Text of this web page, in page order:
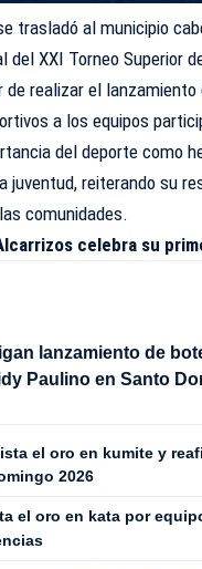
trasladó al municipio
del XXI Torneo Superior
de realizar el
a los equipos
del deporte como
juventud, reiterando su
comunidades.
celebra su
lanzamiento de
Paulino en Santo
el oro en kumite y
2026
el oro en kata por